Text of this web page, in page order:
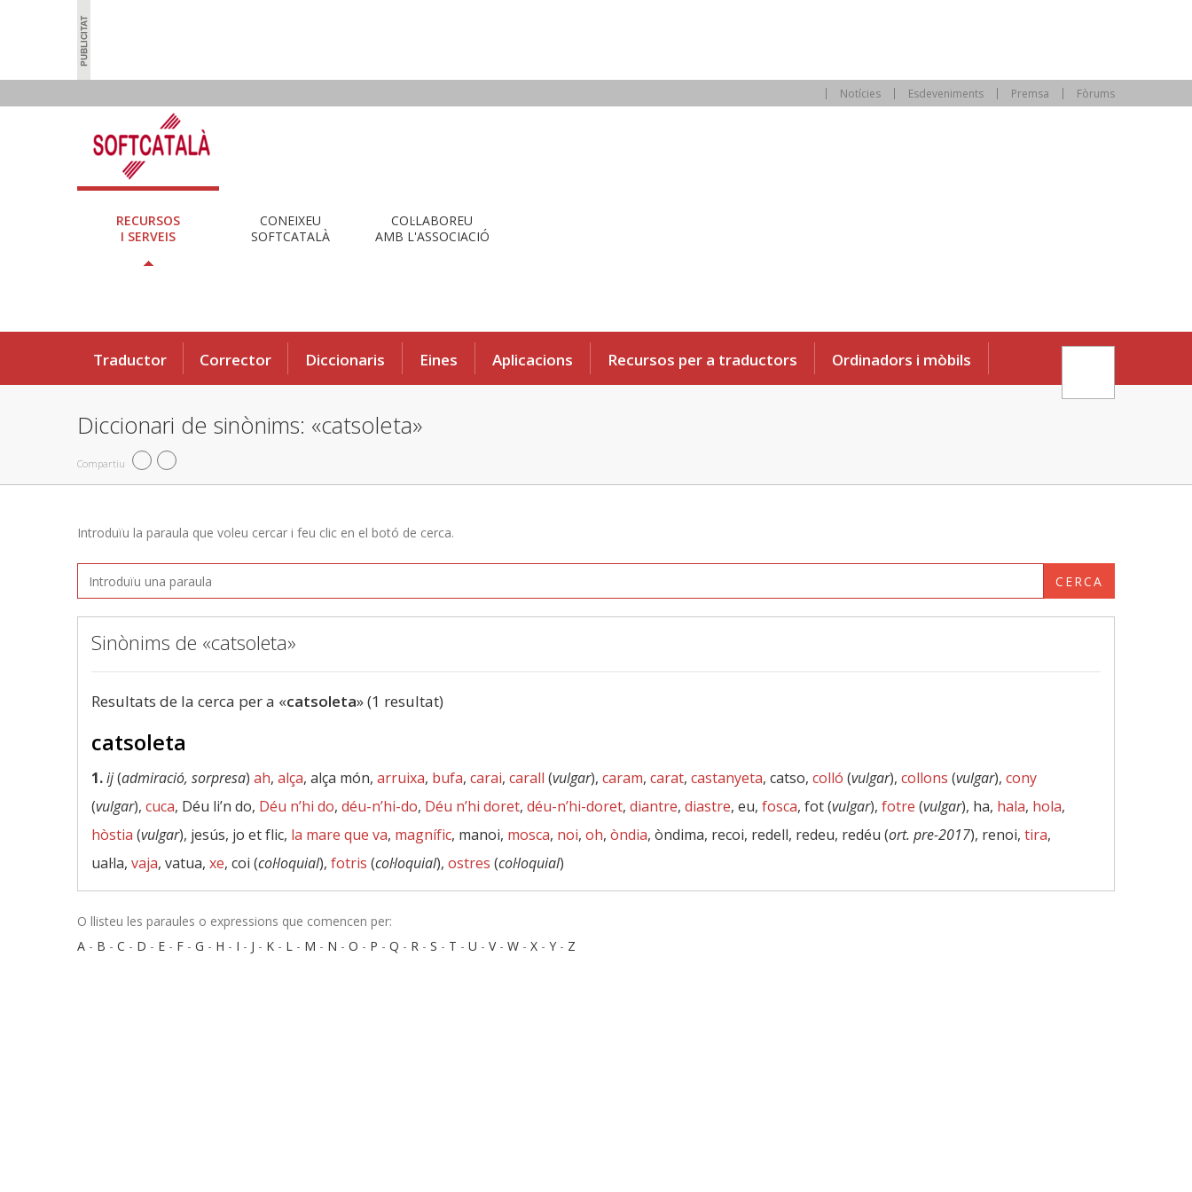
Notícies Esdeveniments Premsa Fòrums
RECURSOS
I SERVEIS
CONEIXEU
SOFTCATALÀ
COL·LABOREU
AMB L'ASSOCIACIÓ
Traductor Corrector Diccionaris Eines Aplicacions Recursos per a traductors Ordinadors i mòbils
Diccionari de sinònims: «catsoleta»
Compartiu
Introduïu la paraula que voleu cercar i feu clic en el botó de cerca.
CERCA
Sinònims de «catsoleta»
Resultats de la cerca per a «catsoleta» (1 resultat)
catsoleta
1.ij(admiració, sorpresa) ah, alça, alça món, arruixa, bufa, carai, carall (vulgar), caram, carat, castanyeta, catso, colló (vulgar), collons (vulgar), cony
(vulgar), cuca, Déu li’n do, Déu n’hi do, déu-n’hi-do, Déu n’hi doret, déu-n’hi-doret, diantre, diastre, eu, fosca, fot (vulgar), fotre (vulgar), ha, hala, hola,
hòstia (vulgar), jesús, jo et flic, la mare que va, magnífic, manoi, mosca, noi, oh, òndia, òndima, recoi, redell, redeu, redéu (ort. pre-2017), renoi, tira,
ual·la, vaja, vatua, xe, coi (col·loquial), fotris (col·loquial), ostres (col·loquial)
O llisteu les paraules o expressions que comencen per:
A - B - C - D - E - F - G - H - I - J - K - L - M - N - O - P - Q - R - S - T - U - V- W - X - Y - Z